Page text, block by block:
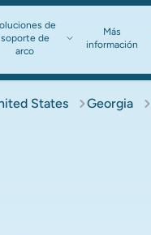
de
soporte de
arco​​​​​​​
Más
información​​​​​​​
States Georgia